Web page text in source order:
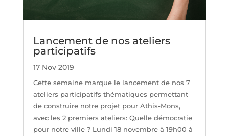
Lancement de nos ateliers
participatifs
17 Nov 2019
Cette semaine marque le lancement de nos 7
ateliers participatifs thématiques permettant
de construire notre projet pour Athis-Mons,
avec les 2 premiers ateliers: Quelle démocratie
pour notre ville ? Lundi 18 novembre à 19h00 à